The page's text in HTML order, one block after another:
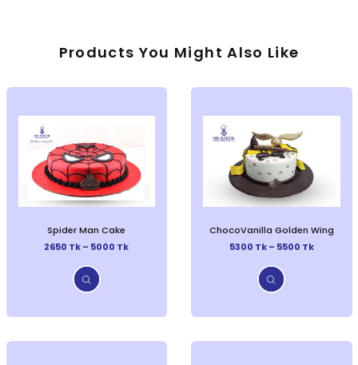
Products You Might Also Like
Spider Man Cake
2650 Tk – 5000 Tk
ChocoVanilla Golden Wing
5300 Tk – 5500 Tk